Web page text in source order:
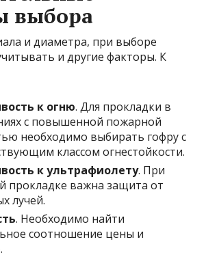
выбора
и диаметра, при выборе
и другие факторы. К
к огню. Для прокладки в
с повышенной пожарной
необходимо выбирать гофру с
классом огнестойкости.
к ультрафиолету. При
прокладке важна защита от
лучей.
. Необходимо найти
соотношение цены и